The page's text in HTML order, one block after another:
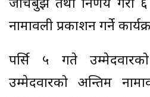
जाँचबुझ तथा निर्णय गरी
नामावली प्रकाशन गर्ने
पर्सि ५ गते
उम्मेदवारको अन्तिम